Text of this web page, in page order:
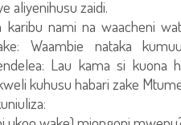
aliyenihusu zaidi.
karibu nami na waacheni
Waambie nataka
Lau kama si kuona
kuhusu habari zake Mtume